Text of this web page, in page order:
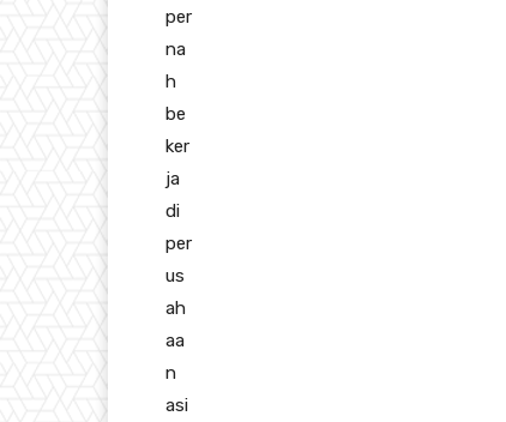
per
na
h
be
ker
ja
di
per
us
ah
aa
n
asi